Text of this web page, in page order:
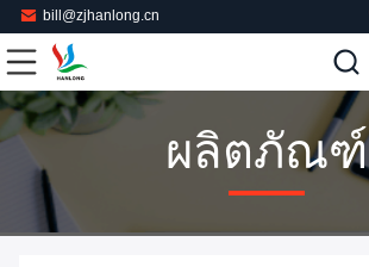
bill@zjhanlong.cn
ผลิตภัณฑ์